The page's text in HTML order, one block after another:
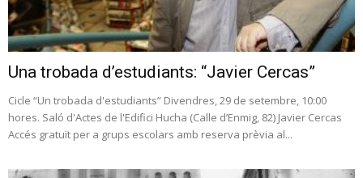
Una trobada d’estudiants: “Javier Cercas”
Cicle “Un trobada d'estudiants” Divendres, 29 de setembre, 10:00
hores. Saló d'Actes de l'Edifici Hucha (Calle d’Enmig, 82) Javier Cercas
Accés gratuït per a grups escolars amb reserva prèvia al...